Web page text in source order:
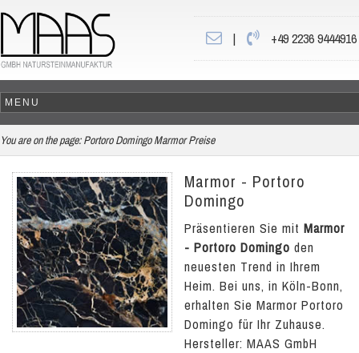
| +49 2236 9444916
You are on the page: Portoro Domingo Marmor Preise
Marmor - Portoro
Domingo
Präsentieren Sie mit Marmor
- Portoro Domingo den
neuesten Trend in Ihrem
Heim. Bei uns, in Köln-Bonn,
erhalten Sie Marmor Portoro
Domingo für Ihr Zuhause.
Hersteller: MAAS GmbH